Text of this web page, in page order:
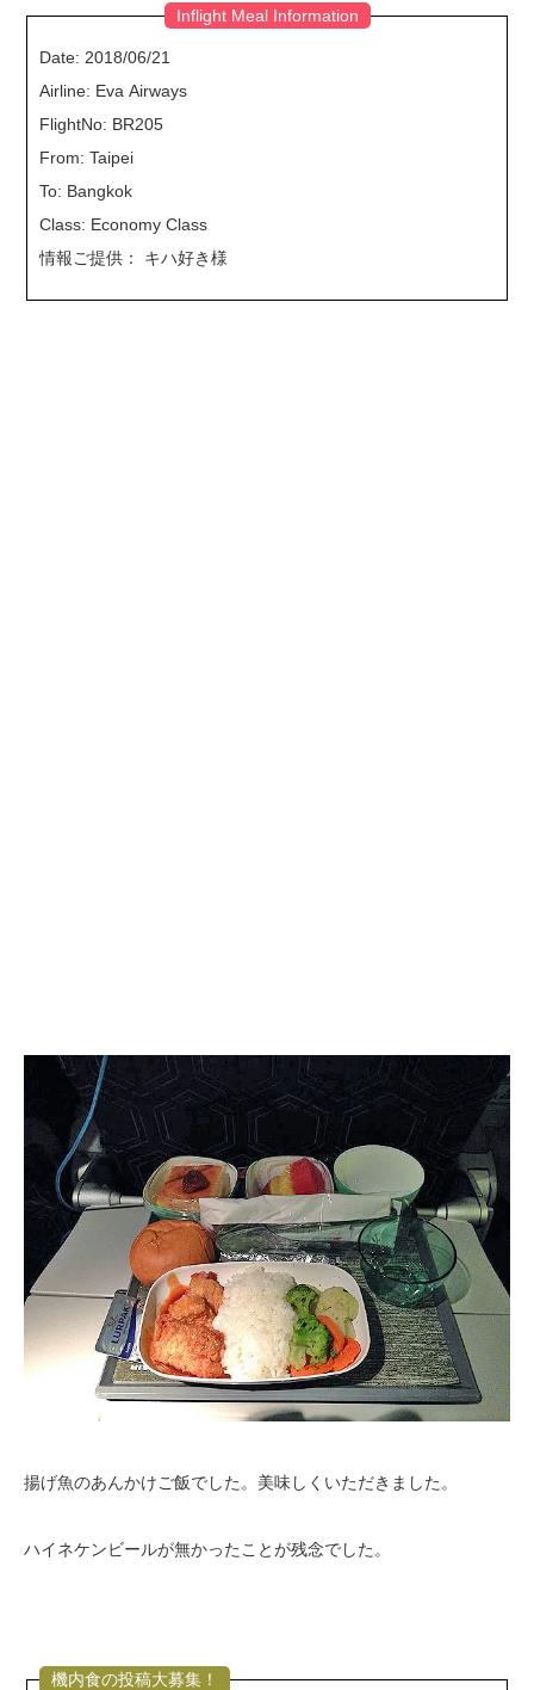
Inflight Meal Information
Date: 2018/06/21
Airline: Eva Airways
FlightNo: BR205
From: Taipei
To: Bangkok
Class: Economy Class
情報ご提供： キハ好き様
揚げ魚のあんかけご飯でした。美味しくいただきました。
ハイネケンビールが無かったことが残念でした。
機内食の投稿大募集！